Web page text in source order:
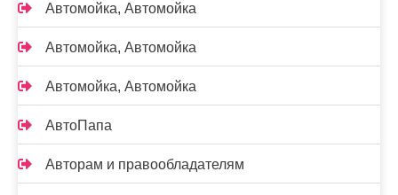
Автомойка, Автомойка
Автомойка, Автомойка
Автомойка, Автомойка
АвтоПапа
Авторам и правообладателям